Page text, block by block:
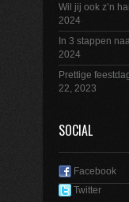
Wil jij ook z’n
2024
In 3 stappen
2024
Prettige
22, 2023
SOCIAL
Facebook
Twitter